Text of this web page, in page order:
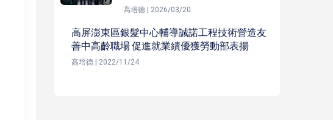
高培德 | 2026/03/20
高屏澎東區銀髮中心輔導誠諾工程技術營造友
善中高齡職場 促進就業績優獲勞動部表揚
高培德 | 2022/11/24